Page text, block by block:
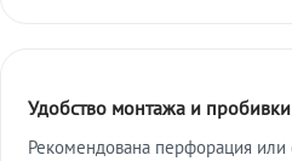
Удобство монтажа и пробивки
Рекомендована перфорация